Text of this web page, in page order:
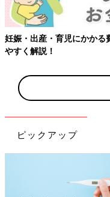
妊娠・出産・育児にかかる
やすく解説！
ピックアップ